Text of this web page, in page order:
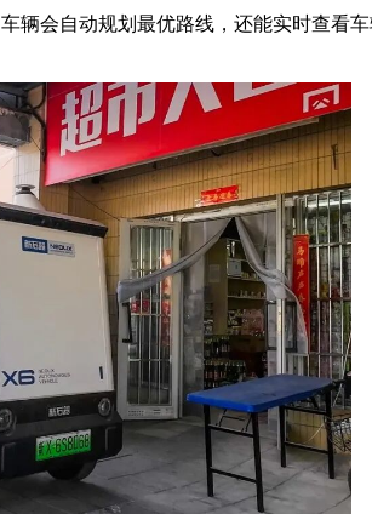
会自动规划最优路线，还能实时查看